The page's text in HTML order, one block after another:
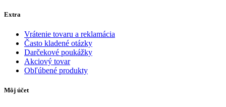
Extra
Vrátenie tovaru a reklamácia
Často kladené otázky
Darčekové poukážky
Akciový tovar
Obľúbené produkty
Môj účet